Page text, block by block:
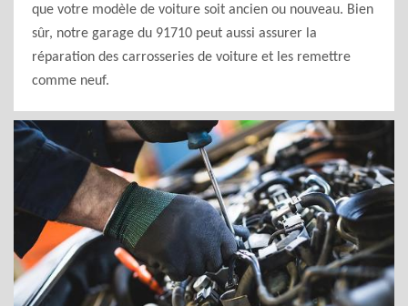
que votre modèle de voiture soit ancien ou nouveau. Bien
sûr, notre garage du 91710 peut aussi assurer la
réparation des carrosseries de voiture et les remettre
comme neuf.